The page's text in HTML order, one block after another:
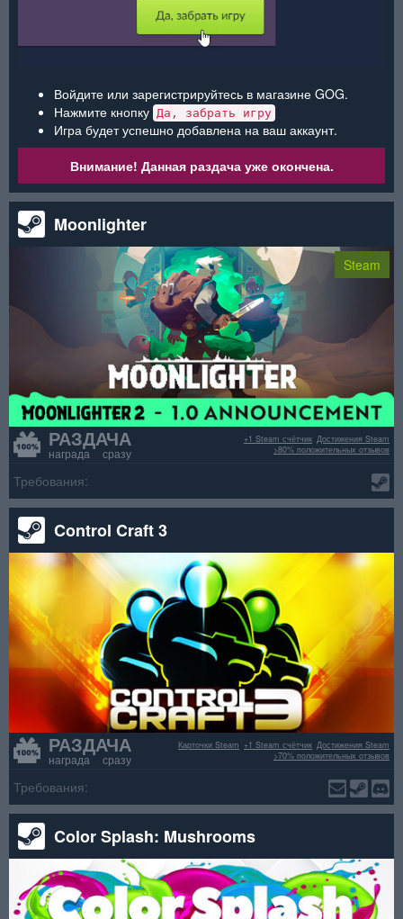
Войдите или зарегистрируйтесь в магазине GOG.
Нажмите кнопку Да, забрать игру
Игра будет успешно добавлена на ваш аккаунт.
Внимание! Данная раздача уже окончена.
Moonlighter
Steam
РАЗДАЧА
награда сразу
Достижения Steam
+1 Steam счётчик
>80% положительных отзывов
Требования:
Control Craft 3
РАЗДАЧА
награда сразу
Достижения Steam
+1 Steam счётчик
Карточки Steam
>70% положительных отзывов
Требования:
Color Splash: Mushrooms